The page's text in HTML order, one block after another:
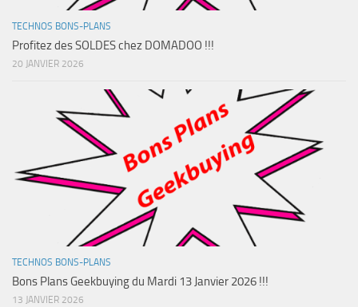
TECHNOS BONS-PLANS
Profitez des SOLDES chez DOMADOO !!!
20 JANVIER 2026
TECHNOS BONS-PLANS
Bons Plans Geekbuying du Mardi 13 Janvier 2026 !!!
13 JANVIER 2026